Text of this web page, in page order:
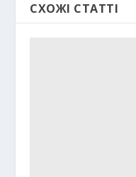
СХОЖІ СТАТТІ